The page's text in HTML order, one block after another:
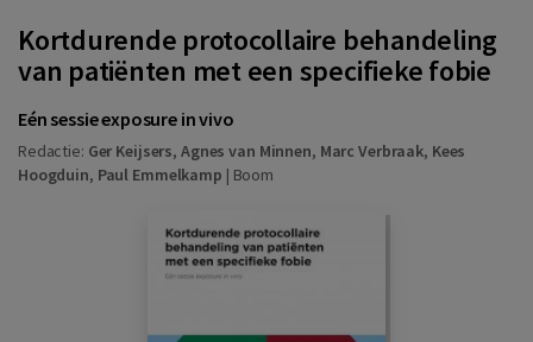
Kortdurende protocollaire behandeling
van patiënten met een specifieke fobie
Eén sessie exposure in vivo
Redactie: Ger Keijsers, Agnes van Minnen, Marc Verbraak, Kees
Hoogduin, Paul Emmelkamp | Boom